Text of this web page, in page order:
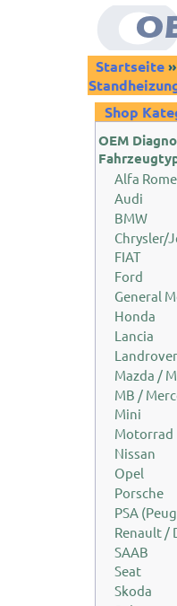
Startseite»
Shop
OEM
Alfa
Audi
BMW
Chrysler/
FIAT
Ford
General
Honda
Lancia
Landrover
Mazda /
MB /
Mini
Motorrad
Nissan
Opel
Porsche
PSA
Renault /
SAAB
Seat
Skoda